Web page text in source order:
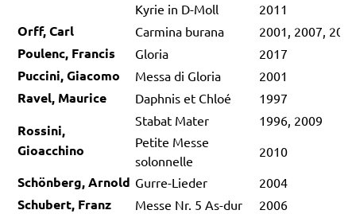
Kyrie in D-Moll
2011
Orff, Carl Carmina burana 2001, 2007,
Poulenc, Francis Gloria 2017
Puccini, Giacomo Messa di Gloria 2001
Ravel, Maurice Daphnis et Chloé 1997
Rossini,
Gioacchino
Stabat Mater
1996, 2009
Petite Messe
solonnelle
2010
Schönberg, Arnold Gurre-Lieder 2004
Schubert, Franz Messe Nr. 5 As-dur 2006